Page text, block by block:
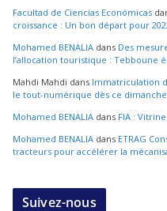
Facultad de Ciencias Económicas
croissance : Un bon départ pour
Mohamed BENALIA dans Des
l’allocation touristique : Tebboune
Mahdi Mahdi dans Immatriculation
le tout-numérique dès ce dimanche
Mohamed BENALIA dans FIA :
Mohamed BENALIA dans ETRAG
tracteurs pour accélérer la
Suivez-nous